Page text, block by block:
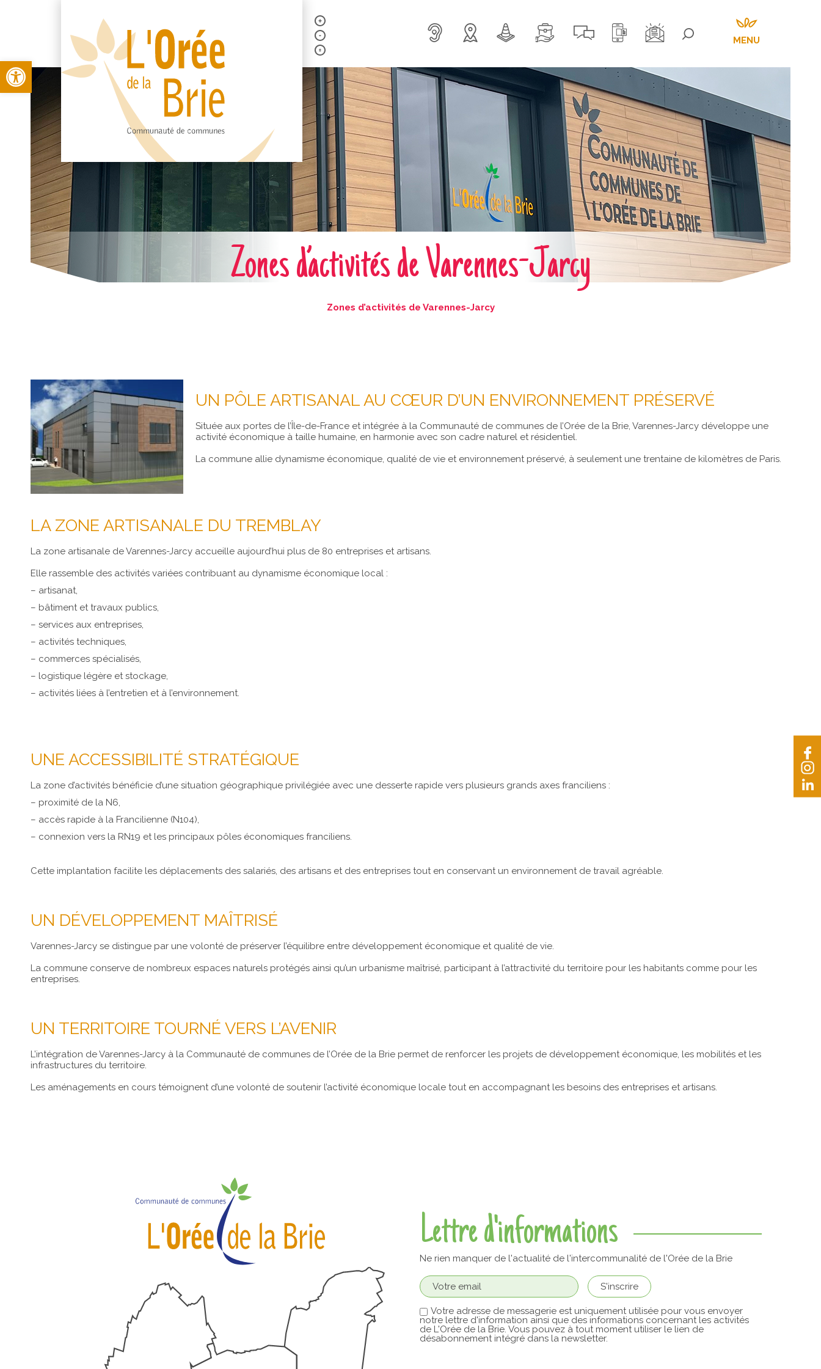
Open toolbar
MENU
Zones d’activités de Varennes-Jarcy
Zones d’activités de Varennes-Jarcy
UN PÔLE ARTISANAL AU CŒUR D’UN ENVIRONNEMENT PRÉSERVÉ
Située aux portes de l’Île-de-France et intégrée à la Communauté de communes de l’Orée de la Brie, Varennes-Jarcy développe une
activité économique à taille humaine, en harmonie avec son cadre naturel et résidentiel.
La commune allie dynamisme économique, qualité de vie et environnement préservé, à seulement une trentaine de kilomètres de Paris.
LA ZONE ARTISANALE DU TREMBLAY
La zone artisanale de Varennes-Jarcy accueille aujourd’hui plus de 80 entreprises et artisans.
Elle rassemble des activités variées contribuant au dynamisme économique local :
– artisanat,
– bâtiment et travaux publics,
– services aux entreprises,
– activités techniques,
– commerces spécialisés,
– logistique légère et stockage,
– activités liées à l’entretien et à l’environnement.
UNE ACCESSIBILITÉ STRATÉGIQUE
La zone d’activités bénéficie d’une situation géographique privilégiée avec une desserte rapide vers plusieurs grands axes franciliens :
– proximité de la N6,
– accès rapide à la Francilienne (N104),
– connexion vers la RN19 et les principaux pôles économiques franciliens.
Cette implantation facilite les déplacements des salariés, des artisans et des entreprises tout en conservant un environnement de travail agréable.
UN DÉVELOPPEMENT MAÎTRISÉ
Varennes-Jarcy se distingue par une volonté de préserver l’équilibre entre développement économique et qualité de vie.
La commune conserve de nombreux espaces naturels protégés ainsi qu’un urbanisme maîtrisé, participant à l’attractivité du territoire pour les habitants comme pour les
entreprises.
UN TERRITOIRE TOURNÉ VERS L’AVENIR
L’intégration de Varennes-Jarcy à la Communauté de communes de l’Orée de la Brie permet de renforcer les projets de développement économique, les mobilités et les
infrastructures du territoire.
Les aménagements en cours témoignent d’une volonté de soutenir l’activité économique locale tout en accompagnant les besoins des entreprises et artisans.
Lettre d'informations
Ne rien manquer de l'actualité de l'intercommunalité de l'Orée de la Brie
Votre adresse de messagerie est uniquement utilisée pour vous envoyer
notre lettre d'information ainsi que des informations concernant les activités
de L'Orée de la Brie. Vous pouvez à tout moment utiliser le lien de
désabonnement intégré dans la newsletter.